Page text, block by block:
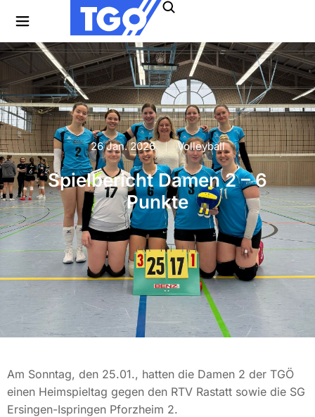
26 Jan. 2026 Volleyball
Spielbericht Damen 2 – 6
Punkte
Am Sonntag, den 25.01., hatten die Damen 2 der TGÖ
einen Heimspieltag gegen den RTV Rastatt sowie die SG
Ersingen-Ispringen Pforzheim 2.